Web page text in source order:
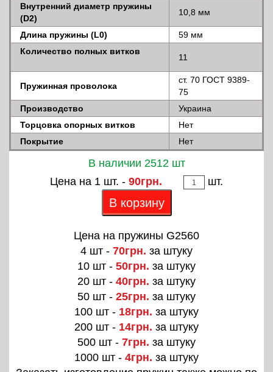
Внутренний диаметр пружины
(D2)
10,8 мм
Длина пружины (L0)
59 мм
Количество полных витков
11
Пружинная проволока
ст. 70 ГОСТ 9389-
75
Производство
Украина
Торцовка опорных витков
Нет
Покрытие
Нет
В наличии 2512 шт
Цена на 1 шт. - 90грн. шт.
В корзину
Цена на пружины G2560
4 шт - 70грн. за штуку
10 шт - 50грн. за штуку
20 шт - 40грн. за штуку
50 шт - 25грн. за штуку
100 шт - 18грн. за штуку
200 шт - 14грн. за штуку
500 шт - 7грн. за штуку
1000 шт - 4грн. за штуку